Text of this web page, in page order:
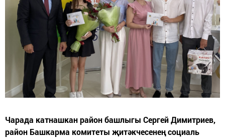
Чарада катнашкан район башлыгы Сергей Димитриев,
район Башкарма комитеты җитәкчесенең социаль